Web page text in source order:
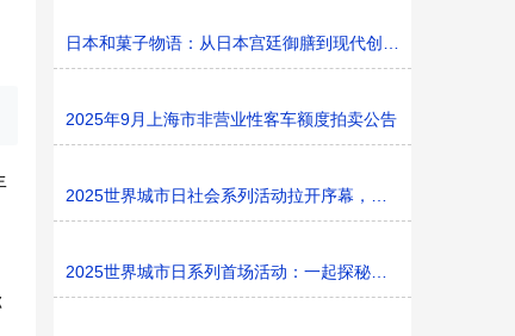
日本和菓子物语：从日本宫廷御膳到现代创新的甜蜜传承
2025年9月上海市非营业性客车额度拍卖公告
2025世界城市日社会系列活动拉开序幕，探寻社区花园里的
2025世界城市日系列首场活动：一起探秘家门口的“魔法花园”